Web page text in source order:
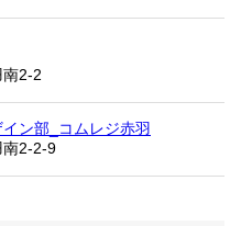
2-2
ン部_コムレジ赤羽
南2-2-9